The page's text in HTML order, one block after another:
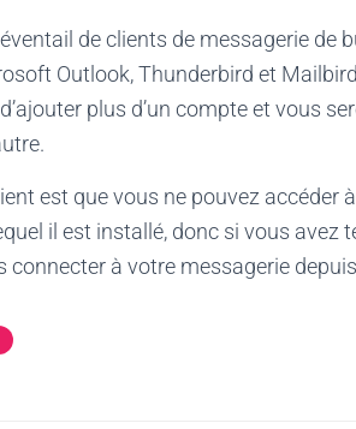
de clients de messagerie de
Outlook, Thunderbird et
plus d’un compte et vous
est que vous ne pouvez accéder
il est installé, donc si vous
connecter à votre messagerie